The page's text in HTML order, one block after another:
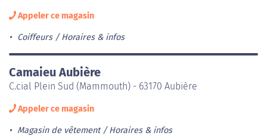
Appeler ce magasin
Coiffeurs Horaires & infos
Camaieu Aubière
C.cial Plein Sud (Mammouth) - 63170 Aubière
Appeler ce magasin
Magasin de vêtement Horaires & infos